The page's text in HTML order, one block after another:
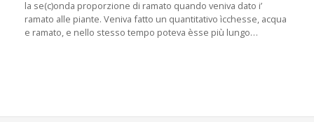
la se(c)onda proporzione di ramato quando veniva dato i’
ramato alle piante. Veniva fatto un quantitativo ìcchesse, acqua
e ramato, e nello stesso tempo poteva èsse più lungo…